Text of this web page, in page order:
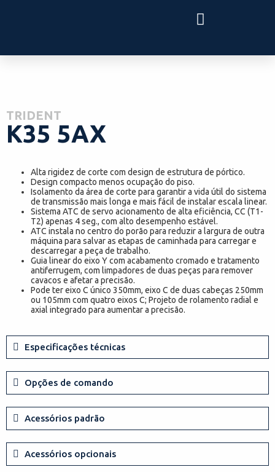
TRIDENT
K35 5AX
Alta rigidez de corte com design de estrutura de pórtico.
Design compacto menos ocupação do piso.
Isolamento da área de corte para garantir a vida útil do sistema
de transmissão mais longa e mais fácil de instalar escala linear.
Sistema ATC de servo acionamento de alta eficiência, CC (T1-
T2) apenas 4 seg., com alto desempenho estável.
ATC instala no centro do porão para reduzir a largura de outra
máquina para salvar as etapas de caminhada para carregar e
descarregar a peça de trabalho.
Guia linear do eixo Y com acabamento cromado e tratamento
antiferrugem, com limpadores de duas peças para remover
cavacos e afetar a precisão.
Pode ter eixo C único 350mm, eixo C de duas cabeças 250mm
ou 105mm com quatro eixos C; Projeto de rolamento radial e
axial integrado para aumentar a precisão.
Especificações técnicas
Opções de comando
Acessórios padrão
Acessórios opcionais